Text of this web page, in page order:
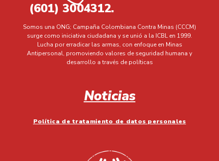
(601) 3004312.
Somos una ONG; Campaña Colombiana Contra Minas (CCCM)
surge como iniciativa ciudadana y se unió a la ICBL en 1999.
Lucha por erradicar las armas, con enfoque en Minas
Antipersonal, promoviendo valores de seguridad humana y
desarrollo a través de políticas
Noticias
Política de tratamiento de datos personales